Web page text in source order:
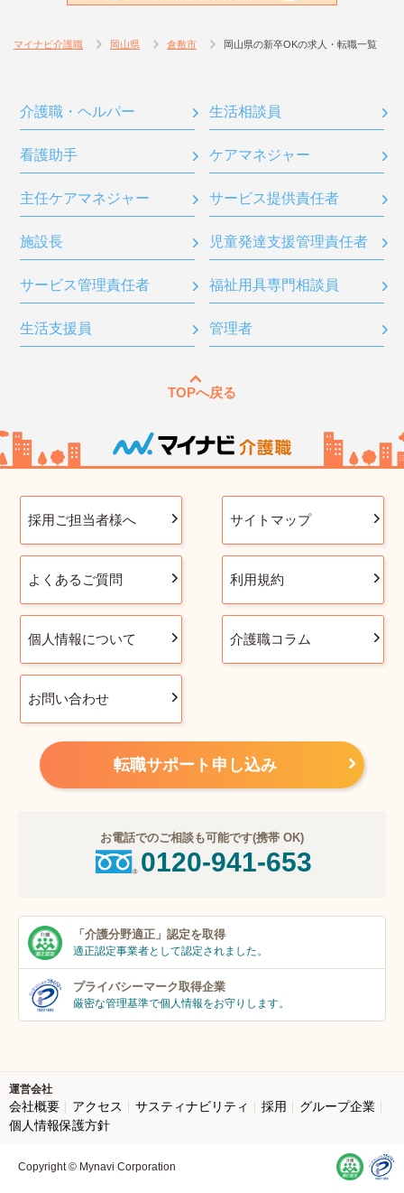
マイナビ介護職 岡山県 倉敷市 岡山県の新卒OKの求人・転職一覧
介護職・ヘルパー 生活相談員
看護助手 ケアマネジャー
主任ケアマネジャー サービス提供責任者
施設長 児童発達支援管理責任者
サービス管理責任者 福祉用具専門相談員
生活支援員 管理者
TOPへ戻る
採用ご担当者様へ サイトマップ
よくあるご質問 利用規約
個人情報について 介護職コラム
お問い合わせ
転職サポート申し込み
お電話でのご相談も可能です(携帯 OK)
0120-941-653
「介護分野適正」 認定を取得
適正認定事業者として認定されました。
プライバシーマーク取得企業
厳密な管理基準で個人情報をお守りします。
運営会社
会社概要 アクセス サスティナビリティ 採用
グループ企業
個人情報保護方針
Copyright © Mynavi Corporation